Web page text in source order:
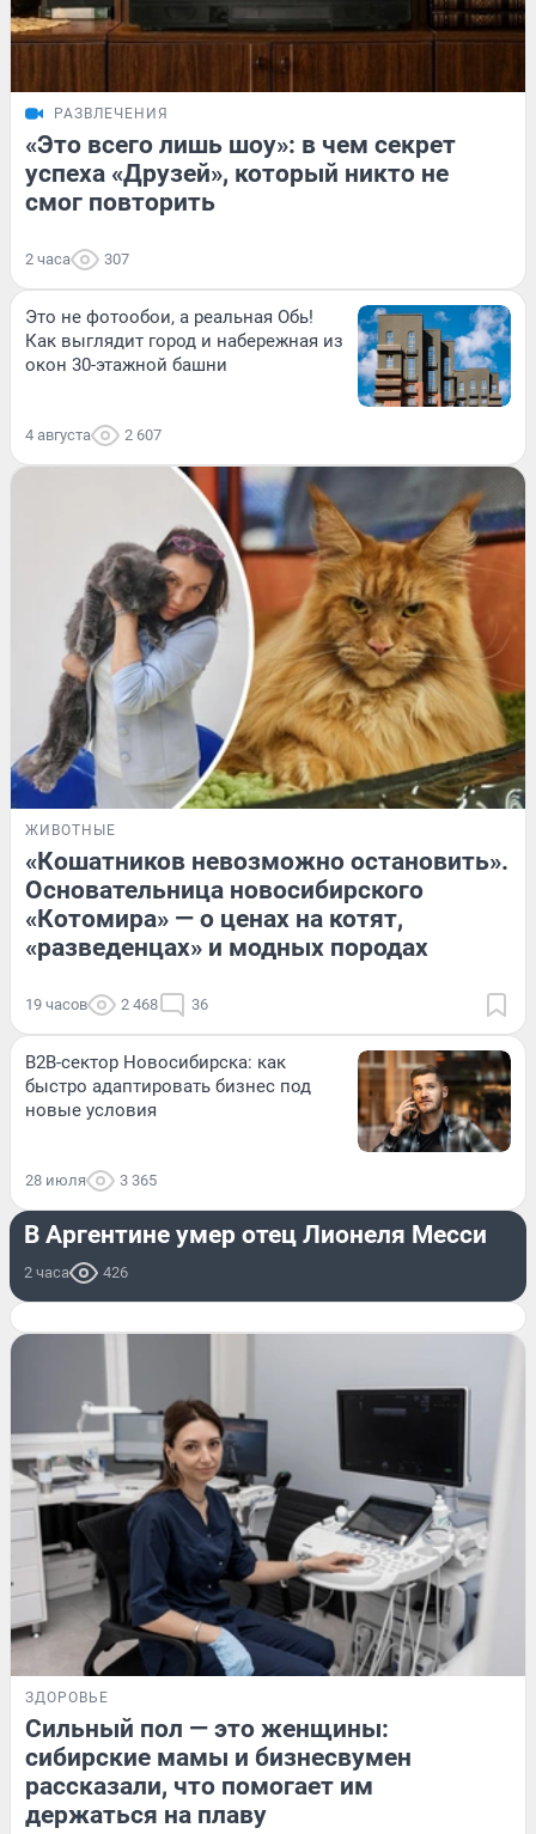
РАЗВЛЕЧЕНИЯ
«Это всего лишь шоу»: в чем секрет
успеха «Друзей», который никто не
смог повторить
2 часа 307
Это не фотообои, а реальная Обь!
Как выглядит город и набережная из
окон 30-этажной башни
4 августа 2 607
ЖИВОТНЫЕ
«Кошатников невозможно остановить».
Основательница новосибирского
«Котомира» — о ценах на котят,
«разведенцах» и модных породах
19 часов 2 468 36
B2B-сектор Новосибирска: как
быстро адаптировать бизнес под
новые условия
28 июля 3 365
В Аргентине умер отец Лионеля Месси
2 часа 426
ЗДОРОВЬЕ
Сильный пол — это женщины:
сибирские мамы и бизнесвумен
рассказали, что помогает им
держаться на плаву